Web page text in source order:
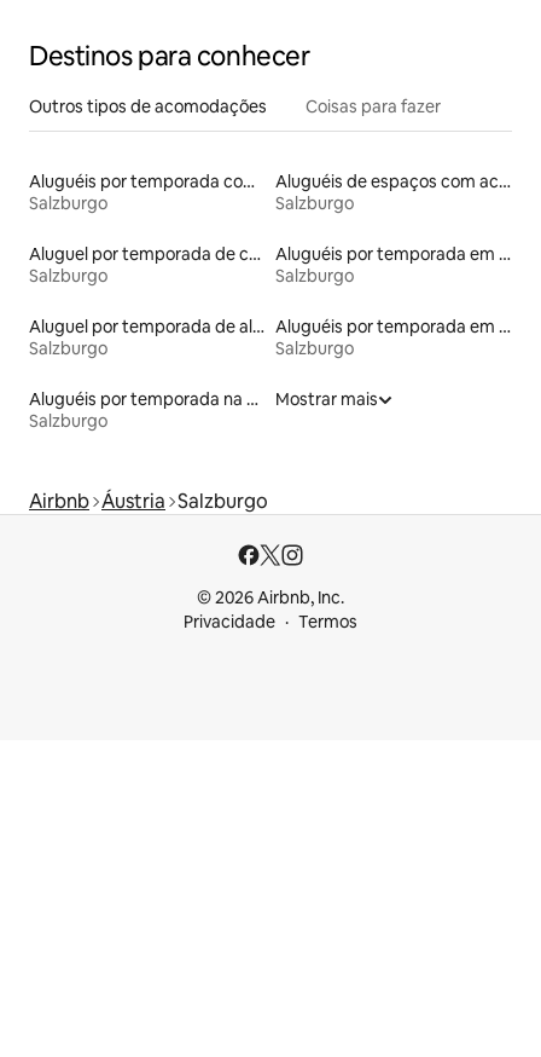
Destinos para conhecer
Outros tipos de acomodações Coisas para fazer
Aluguéis por temporada com caiaque
Salzburgo
Aluguéis de espaços com acesso direto a pistas de esqui
Salzburgo
Aluguel por temporada de castelos
Salzburgo
Aluguéis por temporada em hotéis-fazenda
Salzburgo
Aluguel por temporada de alojamentos ecológicos
Salzburgo
Aluguéis por temporada em albergue
Salzburgo
Aluguéis por temporada na orla
Salzburgo
Mostrar mais
Airbnb Áustria Salzburgo
© 2026 Airbnb, Inc.
Privacidade
Termos